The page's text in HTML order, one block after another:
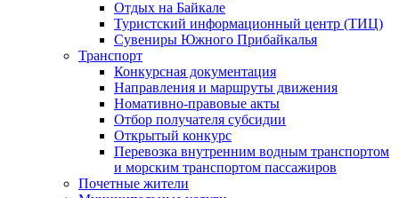
Отдых на Байкале
Туристский информационный центр (ТИЦ)
Сувениры Южного Прибайкалья
Транспорт
Конкурсная документация
Направления и маршруты движения
Номативно-правовые акты
Отбор получателя субсидии
Открытый конкурс
Перевозка внутренним водным транспортом
и морским транспортом пассажиров
Почетные жители